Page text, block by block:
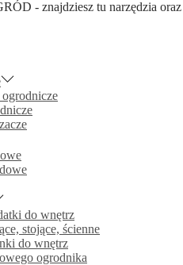
- znajdziesz tu narzędzia oraz
ogrodnicze
do wnętrz
stojące, ścienne
do wnętrz
ogrodnika